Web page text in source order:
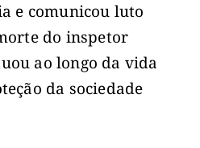
e comunicou luto
do inspetor
ao longo da vida
da sociedade